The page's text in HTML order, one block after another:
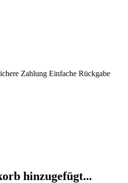
Zahlung Einfache Rückgabe
hinzugefügt...